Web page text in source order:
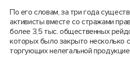
По его словам, за три года
активисты вместе со стражами
более 3,5 тыс. общественных
которых было закрыто несколько
торгующих нелегальной